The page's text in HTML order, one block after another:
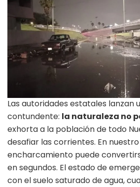
Las autoridades estatales lanzan
contundente: la naturaleza no
exhorta a la población de todo
desafiar las corrientes. En
encharcamiento puede
en segundos. El estado de
con el suelo saturado de agua,